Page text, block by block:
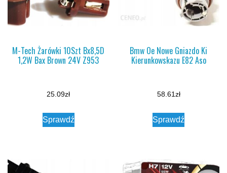
M-Tech Żarówki 10Szt Bx8,5D
1,2W Bax Brown 24V Z953
25.09zł
Sprawdź
Bmw Oe Nowe Gniazdo Ki
Kierunkowskazu E82 Aso
58.61 zł
Sprawdź